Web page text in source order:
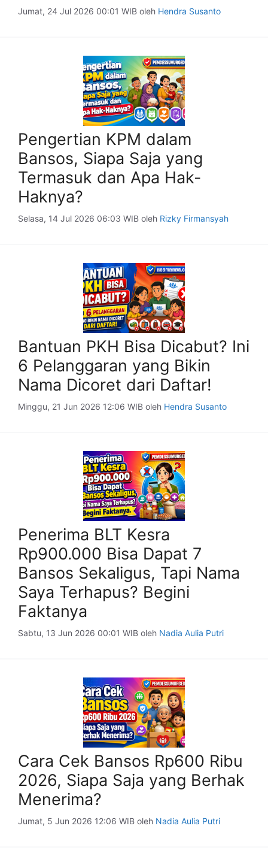
Jumat, 24 Jul 2026 00:01 WIB oleh Hendra Susanto
Pengertian KPM dalam
Bansos, Siapa Saja yang
Termasuk dan Apa Hak-
Haknya?
Selasa, 14 Jul 2026 06:03 WIB oleh Rizky Firmansyah
Bantuan PKH Bisa Dicabut? Ini
6 Pelanggaran yang Bikin
Nama Dicoret dari Daftar!
Minggu, 21 Jun 2026 12:06 WIB oleh Hendra Susanto
Penerima BLT Kesra
Rp900.000 Bisa Dapat 7
Bansos Sekaligus, Tapi Nama
Saya Terhapus? Begini
Faktanya
Sabtu, 13 Jun 2026 00:01 WIB oleh Nadia Aulia Putri
Cara Cek Bansos Rp600 Ribu
2026, Siapa Saja yang Berhak
Menerima?
Jumat, 5 Jun 2026 12:06 WIB oleh Nadia Aulia Putri